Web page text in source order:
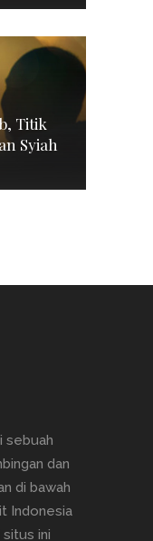
Titik
Syiah
sebuah
dan
di bawah
Indonesia
ini